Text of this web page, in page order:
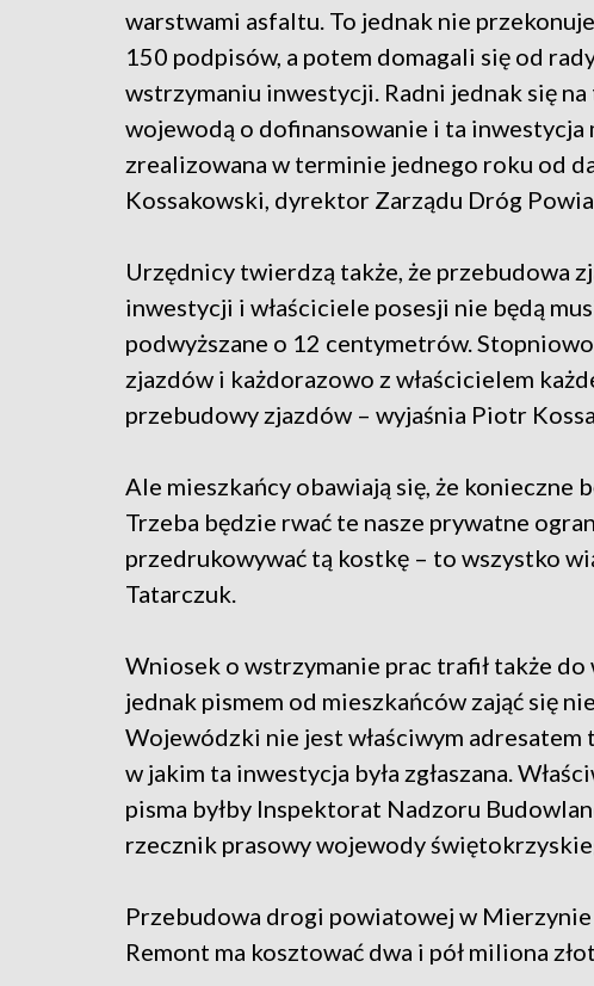
warstwami asfaltu. To jednak nie
150 podpisów, a potem domagali się od
wstrzymaniu inwestycji. Radni jednak się
wojewodą o dofinansowanie i ta inwestycja
zrealizowana w terminie jednego roku od
Kossakowski, dyrektor Zarządu Dróg
Urzędnicy twierdzą także, że przebudowa
inwestycji i właściciele posesji nie będą
podwyższane o 12 centymetrów.
zjazdów i każdorazowo z właścicielem
przebudowy zjazdów – wyjaśnia Piotr
Ale mieszkańcy obawiają się, że konieczne
Trzeba będzie rwać te nasze prywatne
przedrukowywać tą kostkę – to wszystko
Tatarczuk.
Wniosek o wstrzymanie prac trafił także
jednak pismem od mieszkańców zająć się
Wojewódzki nie jest właściwym adresatem
w jakim ta inwestycja była zgłaszana.
pisma byłby Inspektorat Nadzoru
rzecznik prasowy wojewody
Przebudowa drogi powiatowej w Mierzynie
Remont ma kosztować dwa i pół miliona